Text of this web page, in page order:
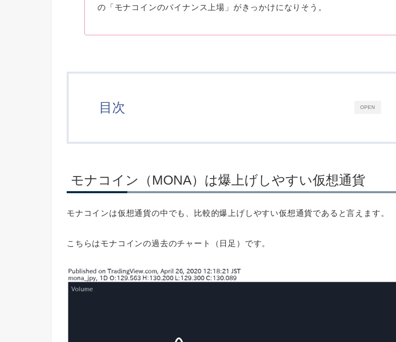
の「モナコインのバイナンス上場」がきっかけになりそう。
OPEN
目次
モナコイン（MONA）は爆上げしやすい仮想通貨
モナコインは仮想通貨の中でも、比較的爆上げしやすい仮想通貨であると言えます。
こちらはモナコインの過去のチャート（日足）です。